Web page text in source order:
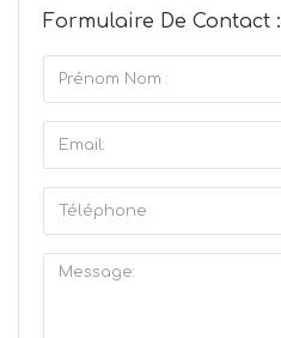
Formulaire De Contact :